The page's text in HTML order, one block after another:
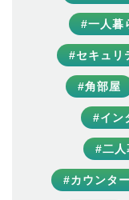
#一人暮
#セキュリ
#角部屋
#イン
#二人
#カウンタ